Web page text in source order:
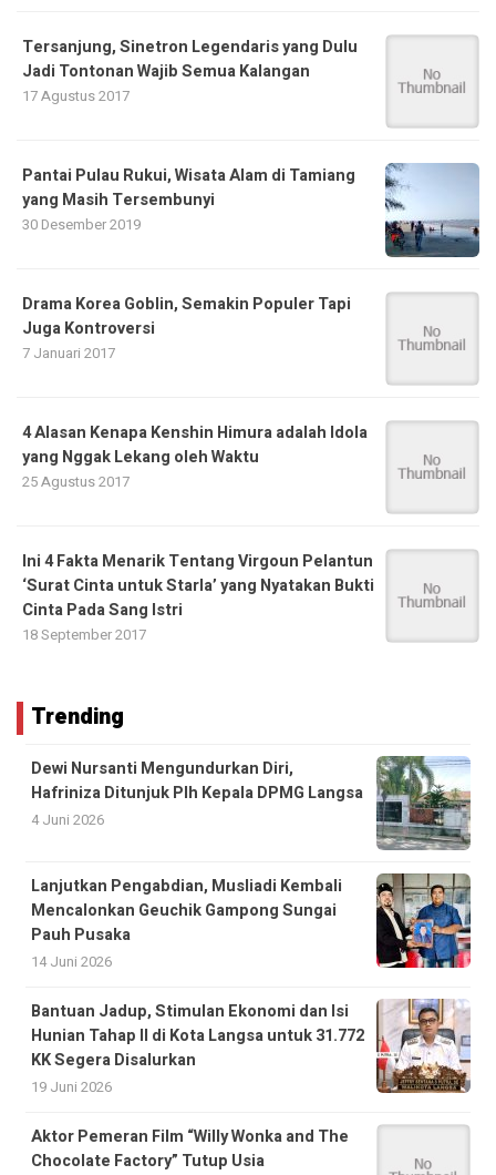
Tersanjung, Sinetron Legendaris yang Dulu
Jadi Tontonan Wajib Semua Kalangan
17 Agustus 2017
Pantai Pulau Rukui, Wisata Alam di Tamiang
yang Masih Tersembunyi
30 Desember 2019
Drama Korea Goblin, Semakin Populer Tapi
Juga Kontroversi
7 Januari 2017
4 Alasan Kenapa Kenshin Himura adalah Idola
yang Nggak Lekang oleh Waktu
25 Agustus 2017
Ini 4 Fakta Menarik Tentang Virgoun Pelantun
‘Surat Cinta untuk Starla’ yang Nyatakan Bukti
Cinta Pada Sang Istri
18 September 2017
Trending
Dewi Nursanti Mengundurkan Diri,
Hafriniza Ditunjuk Plh Kepala DPMG Langsa
4 Juni 2026
Lanjutkan Pengabdian, Musliadi Kembali
Mencalonkan Geuchik Gampong Sungai
Pauh Pusaka
14 Juni 2026
Bantuan Jadup, Stimulan Ekonomi dan Isi
Hunian Tahap II di Kota Langsa untuk 31.772
KK Segera Disalurkan
19 Juni 2026
Aktor Pemeran Film “Willy Wonka and The
Chocolate Factory” Tutup Usia